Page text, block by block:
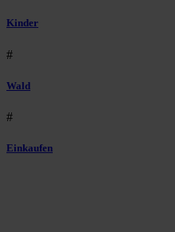
Kinder
#
Wald
#
Einkaufen